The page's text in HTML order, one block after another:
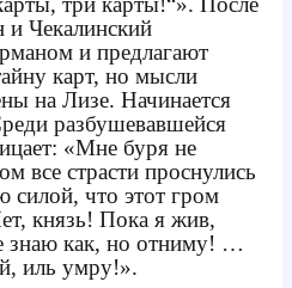
и Чекалинский
и предлагают
карт, но мысли
на Лизе. Начинается
разбушевавшейся
«Мне буря не
все страсти проснулись
силой, что этот гром
князь! Пока я жив,
знаю как, но отниму! …
иль умру!».